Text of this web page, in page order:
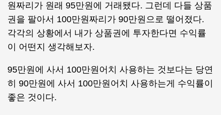
원짜리가 원래 95만원에 거래됐다. 그런데 다들 상품
권을 팔아서 100만원짜리가 90만원으로 떨어졌다.
각각의 상황에서 내가 상품권에 투자한다면 수익률
이 어떤지 생각해보자.
95만원에 사서 100만원어치 사용하는 것보다는 당연
히 90만원에 사서 100만원어치 사용하는게 수익률이
좋은 것이다.